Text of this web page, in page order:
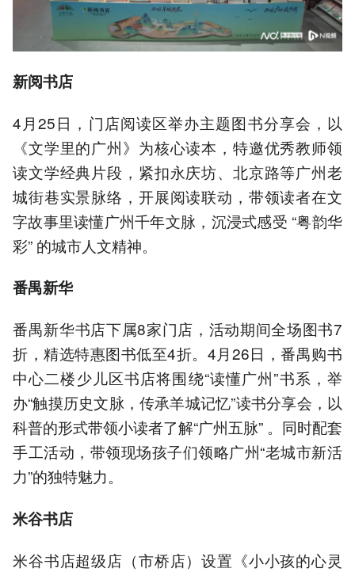
新阅书店
4月25日，门店阅读区举办主题图书分享会，以
《文学里的广州》为核心读本，特邀优秀教师领
读文学经典片段，紧扣永庆坊、北京路等广州老
城街巷实景脉络，开展阅读联动，带领读者在文
字故事里读懂广州千年文脉，沉浸式感受 “粤韵华
彩” 的城市人文精神。
番禺新华
番禺新华书店下属8家门店，活动期间全场图书7
折，精选特惠图书低至4折。4月26日，番禺购书
中心二楼少儿区书店将围绕“读懂广州”书系，举
办“触摸历史文脉，传承羊城记忆”读书分享会，以
科普的形式带领小读者了解“广州五脉” 。同时配套
手工活动，带领现场孩子们领略广州“老城市新活
力”的独特魅力。
米谷书店
米谷书店超级店（市桥店）设置《小小孩的心灵